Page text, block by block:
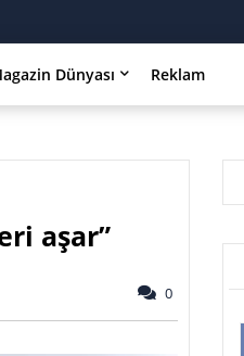
Dünyası Reklam
aşar”
0